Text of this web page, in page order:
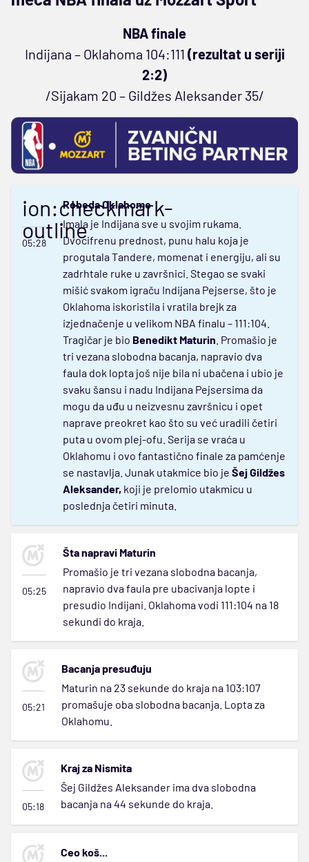
NBA finale
Indijana – Oklahoma 104:111 (rezultat u seriji
2:2)
/Sijakam 20 – Gildžes Aleksander 35/
ion:checkmark-
outline
05:28
Pobeda Oklahome
Imala je Indijana sve u svojim rukama.
Dvocifrenu prednost, punu halu koja je
progutala Tandere, momenat i energiju, ali su
zadrhtale ruke u završnici. Stegao se svaki
mišić svakom igraču Indijana Pejserse, što je
Oklahoma iskoristila i vratila brejk za
izjednačenje u velikom NBA finalu – 111:104.
Tragičar je bio Benedikt Maturin . Promašio je
tri vezana slobodna bacanja, napravio dva
faula dok lopta još nije bila ni ubačena i ubio je
svaku šansu i nadu Indijana Pejsersima da
mogu da uđu u neizvesnu završnicu i opet
naprave preokret kao što su već uradili četiri
puta u ovom plej-ofu. Serija se vraća u
Oklahomu i ovo fantastično finale za pamćenje
se nastavlja. Junak utakmice bio je Šej Gildžes
Aleksander, koji je prelomio utakmicu u
poslednja četiri minuta.
05:25
Šta napravi Maturin
Promašio je tri vezana slobodna bacanja,
napravio dva faula pre ubacivanja lopte i
presudio Indijani. Oklahoma vodi 111:104 na 18
sekundi do kraja.
05:21
Bacanja presuđuju
Maturin na 23 sekunde do kraja na 103:107
promašuje oba slobodna bacanja. Lopta za
Oklahomu.
05:18
Kraj za Nismita
Šej Gildžes Aleksander ima dva slobodna
bacanja na 44 sekunde do kraja.
Ceo koš...